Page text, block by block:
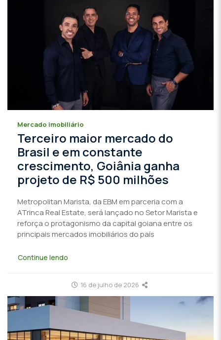
Mercado imobiliário
Terceiro maior mercado do
Brasil e em constante
crescimento, Goiânia ganha
projeto de R$ 500 milhões
Metropolitan Marista, da EBM em parceria com a
ATrinca Real Estate, será lançado no Setor Marista e
reforça o protagonismo da capital goiana entre os
principais mercados imobiliários do país
Continue lendo
16 de julho de 2026